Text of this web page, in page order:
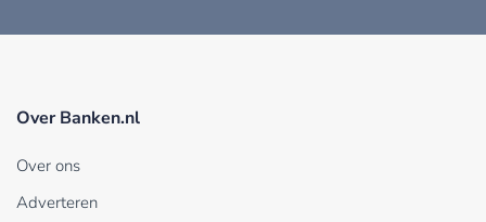
Over Banken.nl
Over ons
Adverteren